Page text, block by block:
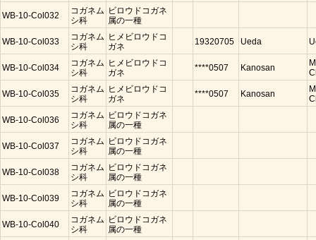
WB-10-Col032
コガネム
シ科
ビロウドコガネ
属の一種
WB-10-Col033
コガネム
シ科
ヒメビロウドコ
ガネ
19320705 Ueda
WB-10-Col034
コガネム
シ科
ヒメビロウドコ
ガネ
****0507 Kanosan
WB-10-Col035
コガネム
シ科
ヒメビロウドコ
ガネ
****0507 Kanosan
WB-10-Col036
コガネム
シ科
ビロウドコガネ
属の一種
WB-10-Col037
コガネム
シ科
ビロウドコガネ
属の一種
WB-10-Col038
コガネム
シ科
ビロウドコガネ
属の一種
WB-10-Col039
コガネム
シ科
ビロウドコガネ
属の一種
WB-10-Col040
コガネム
シ科
ビロウドコガネ
属の一種